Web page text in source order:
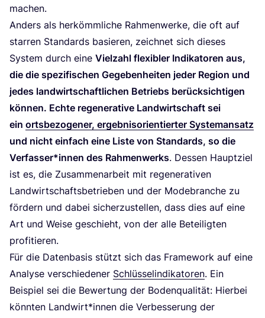
machen.
Anders als her­kömm­li­che Rah­men­wer­ke, die oft auf
star­ren Stan­dards basie­ren, zeich­net sich die­ses
Sys­tem durch eine Viel­zahl fle­xi­bler Indi­ka­to­ren aus,
die die spe­zi­fi­schen Gege­ben­hei­ten jeder Regi­on und
jedes land­wirt­schaft­li­chen Betriebs berück­sich­ti­gen
kön­nen. Ech­te rege­ne­ra­ti­ve Land­wirt­schaft sei
ein orts­be­zo­ge­ner, ergeb­nis­ori­en­tier­ter Sys­tem­an­satz
und nicht ein­fach eine Lis­te von Stan­dards, so die
Verfasser*innen des Rah­men­werks. Des­sen Haupt­ziel
ist es, die Zusam­men­ar­beit mit rege­ne­ra­ti­ven
Land­wirt­schafts­be­trie­ben und der Mode­bran­che zu
för­dern und dabei sicher­zu­stel­len, dass dies auf eine
Art und Wei­se geschieht, von der alle Betei­lig­ten
profitieren.
Für die Daten­ba­sis stützt sich das Frame­work auf eine
Ana­ly­se ver­schie­de­ner Schlüs­sel­in­di­ka­to­ren. Ein
Bei­spiel sei die Bewer­tung der Boden­qua­li­tät: Hier­bei
könn­ten Landwirt*innen die Ver­bes­se­rung der